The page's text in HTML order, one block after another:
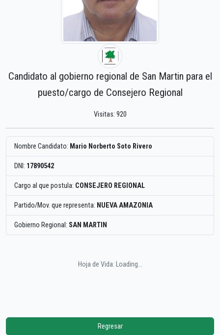
Candidato al gobierno regional de San Martin para el
puesto/cargo de Consejero Regional
Visitas: 920
Nombre Candidato: Mario Norberto Soto Rivero
DNI: 17890542
Cargo al que postula: CONSEJERO REGIONAL
Partido/Mov. que representa: NUEVA AMAZONIA
Gobierno Regional: SAN MARTIN
Hoja de Vida: Loading...
Regresar